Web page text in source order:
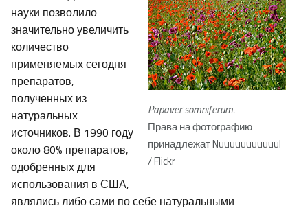
Papaver somniferum.
Права на фотографию
принадлежат Nuuuuuuuuuuul
/ Flickr
науки позволило
значительно увеличить
количество
применяемых сегодня
препаратов,
полученных из
натуральных
источников. В 1990 году
около 80% препаратов,
одобренных для
использования в США,
являлись либо сами по себе натуральными